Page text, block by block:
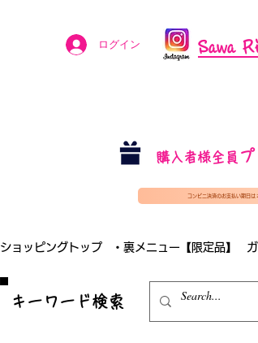
Sawa
ログイン
購入者様全員
コンビニ決済のお支払い期日は
ショッピングトップ ・裏メニュー【限定品】
​キーワード検索